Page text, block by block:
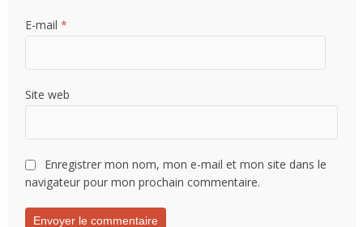
E-mail*
Site web
Enregistrer mon nom, mon e-mail et mon site dans le
navigateur pour mon prochain commentaire.